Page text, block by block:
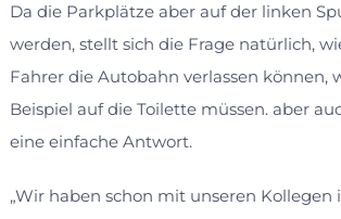
Da die Parkplätze aber auf der linken
werden, stellt sich die Frage natürlich,
Fahrer die Autobahn verlassen können,
Beispiel auf die Toilette müssen. aber
eine einfache Antwort.
„Wir haben schon mit unseren Kollegen